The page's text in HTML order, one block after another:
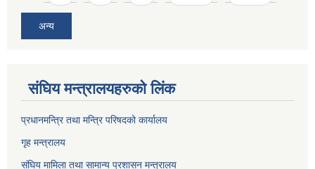
अन्य
संघिय मन्त्र‍ालयहरुको लिंक
प्रधानमन्त्रि तथा मन्त्रि परिषदको कार्यालय
गृह मन्त्रालय
संघिय मामिला तथा सामान्य प्रशासन मन्त्रालय